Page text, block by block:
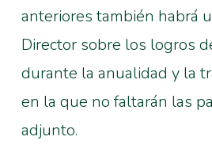
anteriores también habrá
Director sobre los logros
durante la anualidad y la
en la que no faltarán las
adjunto.